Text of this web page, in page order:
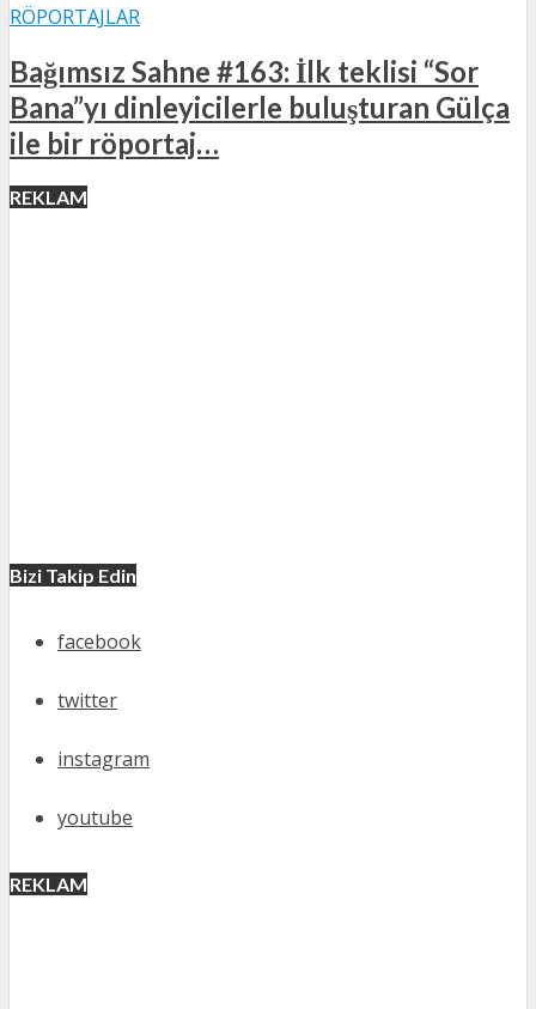
RÖPORTAJLAR
Bağımsız Sahne #163: İlk teklisi “Sor
Bana”yı dinleyicilerle buluşturan Gülça
ile bir röportaj…
REKLAM
Bizi Takip Edin
facebook
twitter
instagram
youtube
REKLAM